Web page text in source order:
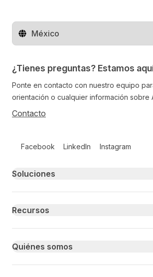
Cambiar de región
¿Tienes preguntas? Estamos
Ponte en contacto con nuestro equipo
orientación o cualquier información sobre
Contacto
Facebook LinkedIn Instagram
Primary footer navigation
Soluciones
Recursos
Quiénes somos